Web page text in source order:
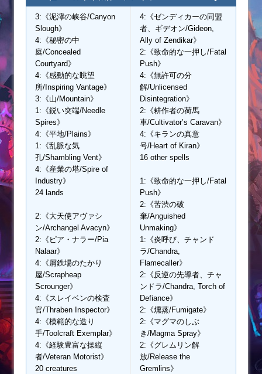
3:《泥濘の峡谷/Canyon
Slough》
4:《秘密の中
庭/Concealed
Courtyard》
4:《感動的な眺望
所/Inspiring Vantage》
3:《山/Mountain》
1:《鋭い突端/Needle
Spires》
4:《平地/Plains》
1:《乱脈な気
孔/Shambling Vent》
4:《産業の塔/Spire of
Industry》
24 lands
2:《大天使アヴァシ
ン/Archangel Avacyn》
2:《ピア・ナラー/Pia
Nalaar》
4:《屑鉄場のたかり
屋/Scrapheap
Scrounger》
4:《スレイベンの検査
官/Thraben Inspector》
4:《模範的な造り
手/Toolcraft Exemplar》
4:《経験豊富な操縦
者/Veteran Motorist》
20 creatures
4:《ゼンディカーの同盟
者、ギデオン/Gideon,
Ally of Zendikar》
2:《致命的な一押し/Fatal
Push》
4:《無許可の分
解/Unlicensed
Disintegration》
2:《耕作者の荷馬
車/Cultivator’s Caravan》
4:《キランの真意
号/Heart of Kiran》
16 other spells
1:《致命的な一押し/Fatal
Push》
2:《苦渋の破
棄/Anguished
Unmaking》
1:《炎呼び、チャンド
ラ/Chandra,
Flamecaller》
2:《反逆の先導者、チャ
ンドラ/Chandra, Torch of
Defiance》
2:《燻蒸/Fumigate》
2:《マグマのしぶ
き/Magma Spray》
2:《グレムリン解
放/Release the
Gremlins》